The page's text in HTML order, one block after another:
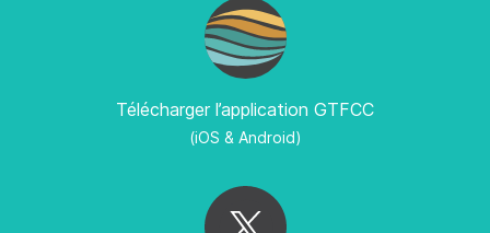
Télécharger l’application GTFCC
(iOS & Android)